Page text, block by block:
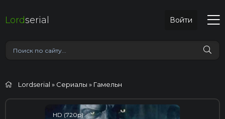
Lordserial Войти
Lordserial » Сериалы » Гамельн
HD (720p)